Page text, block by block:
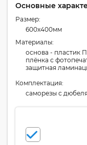
Основные
Размер:
600x400мм
Материалы:
основа - пластик
плёнка с
защитная
Комплектация:
cаморезы с